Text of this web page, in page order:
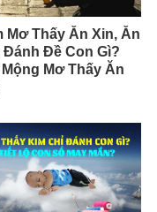
Mơ Thấy Ăn Xin, Ăn
Đánh Đề Con Gì?
Mộng Mơ Thấy Ăn